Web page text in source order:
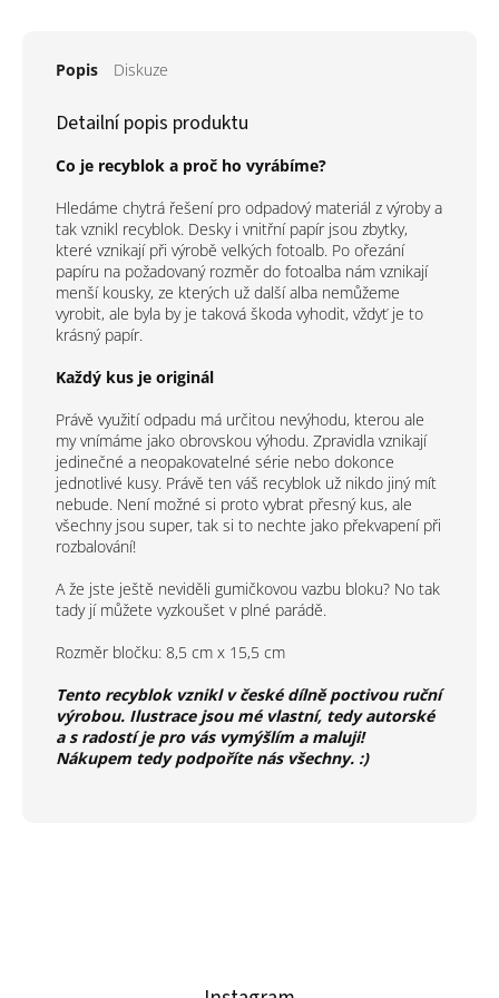
Popis Diskuze
Detailní popis produktu
Co je recyblok a proč ho vyrábíme?
Hledáme chytrá řešení pro odpadový materiál z výroby a
tak vznikl recyblok. Desky i vnitřní papír jsou zbytky,
které vznikají při výrobě velkých fotoalb. Po ořezání
papíru na požadovaný rozměr do fotoalba nám vznikají
menší kousky, ze kterých už další alba nemůžeme
vyrobit, ale byla by je taková škoda vyhodit, vždyť je to
krásný papír.
Každý kus je originál
Právě využití odpadu má určitou nevýhodu, kterou ale
my vnímáme jako obrovskou výhodu. Zpravidla vznikají
jedinečné a neopakovatelné série nebo dokonce
jednotlivé kusy. Právě ten váš recyblok už nikdo jiný mít
nebude. Není možné si proto vybrat přesný kus, ale
všechny jsou super, tak si to nechte jako překvapení při
rozbalování!
A že jste ještě neviděli gumičkovou vazbu bloku? No tak
tady jí můžete vyzkoušet v plné parádě.
Rozměr bločku: 8,5 cm x 15,5 cm
Tento recyblok vznikl v české dílně poctivou ruční
výrobou. Ilustrace jsou mé vlastní, tedy autorské
a s radostí je pro vás vymýšlím a maluji!
Nákupem tedy podpoříte nás všechny. :)